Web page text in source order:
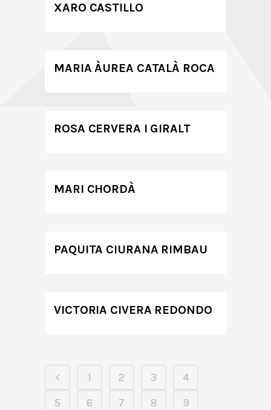
XARO CASTILLO
MARIA ÀUREA CATALÀ ROCA
ROSA CERVERA I GIRALT
MARI CHORDÀ
PAQUITA CIURANA RIMBAU
VICTORIA CIVERA REDONDO
1 2 3
4
5
6 7 8
9